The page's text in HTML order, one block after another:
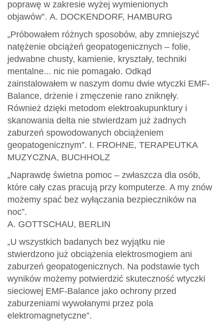
poprawę w zakresie wyżej wymienionych
objawów”. A. DOCKENDORF, HAMBURG
„Próbowałem różnych sposobów, aby zmniejszyć
natężenie obciążeń geopatogenicznych – folie,
jedwabne chusty, kamienie, kryształy, techniki
mentalne... nic nie pomagało. Odkąd
zainstalowałem w naszym domu dwie wtyczki EMF-
Balance, drżenie i zmęczenie rano zniknęły.
Również dzięki metodom elektroakupunktury i
skanowania delta nie stwierdzam już żadnych
zaburzeń spowodowanych obciążeniem
geopatogenicznym”. I. FROHNE, TERAPEUTKA
MUZYCZNA, BUCHHOLZ
„Naprawdę świetna pomoc – zwłaszcza dla osób,
które cały czas pracują przy komputerze. A my znów
możemy spać bez wyłączania bezpieczników na
noc”.
A. GOTTSCHAU, BERLIN
„U wszystkich badanych bez wyjątku nie
stwierdzono już obciążenia elektrosmogiem ani
zaburzeń geopatogenicznych. Na podstawie tych
wyników możemy potwierdzić skuteczność wtyczki
sieciowej EMF-Balance jako ochrony przed
zaburzeniami wywołanymi przez pola
elektromagnetyczne”.